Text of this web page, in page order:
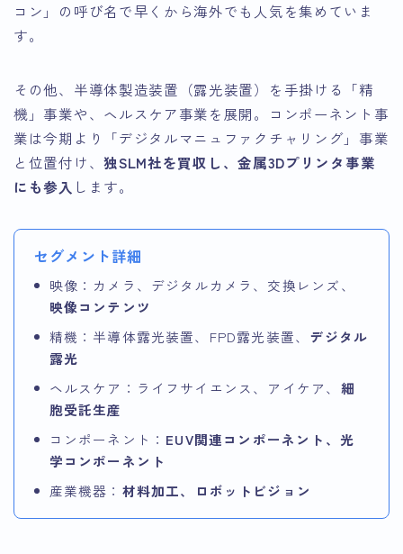
コン」の呼び名で早くから海外でも人気を集めていま
す。
その他、半導体製造装置（露光装置）を手掛ける「精
機」事業や、ヘルスケア事業を展開。コンポーネント事
業は今期より「デジタルマニュファクチャリング」事業
と位置付け、独SLM社を買収し、金属3Dプリンタ事業
にも参入 します。
セグメント詳細
映像：カメラ、デジタルカメラ、交換レンズ、
映像コンテンツ
精機：半導体露光装置、FPD露光装置、 デジタル
露光
ヘルスケア：ライフサイエンス、アイケア、 細
胞受託生産
コンポーネント： EUV関連コンポーネント、光
学コンポーネント
産業機器： 材料加工、ロボットビジョン